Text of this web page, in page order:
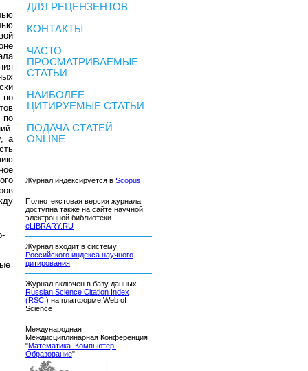
а
ДЛЯ РЕЦЕНЗЕНТОВ
КОНТАКТЫ
ЧАСТО
ПРОСМАТРИВАЕМЫЕ
СТАТЬИ
НАИБОЛЕЕ
ЦИТИРУЕМЫЕ СТАТЬИ
ПОДАЧА СТАТЕЙ
ONLINE
Журнал индексируется в Scopus
Полнотекстовая версия журнала
доступна также на сайте научной
электронной библиотеки
eLIBRARY.RU
Журнал входит в систему
Российского индекса научного
цитирования
Журнал включен в базу данных
Russian Science Citation Index
(RSCI) на платформе Web of
Science
Международная
Междисциплинарная Конференция
"Математика. Компьютер.
Образование"